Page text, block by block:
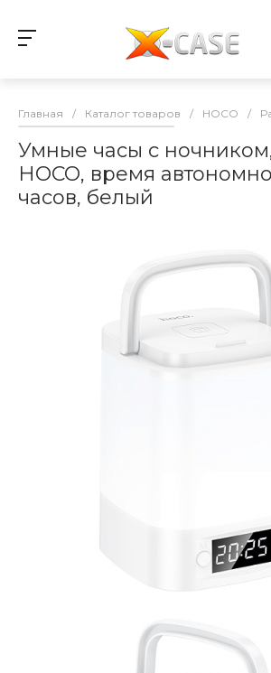
Главная / Каталог товаров / HOCO /
Умные часы с ночником,
HOCO, время
часов, белый